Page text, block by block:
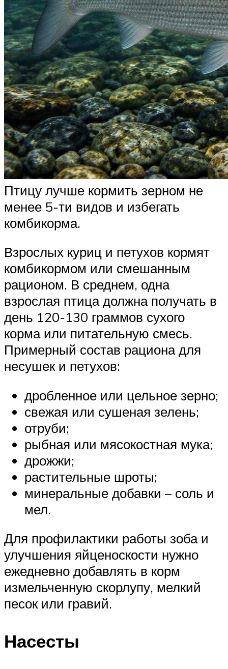
Птицу лучше кормить зерном не
менее 5-ти видов и избегать
комбикорма.
Взрослых куриц и петухов кормят
комбикормом или смешанным
рационом. В среднем, одна
взрослая птица должна получать в
день 120-130 граммов сухого
корма или питательную смесь.
Примерный состав рациона для
несушек и петухов:
дробленное или цельное зерно;
свежая или сушеная зелень;
отруби;
рыбная или мясокостная мука;
дрожжи;
растительные шроты;
минеральные добавки – соль и
мел.
Для профилактики работы зоба и
улучшения яйценоскости нужно
ежедневно добавлять в корм
измельченную скорлупу, мелкий
песок или гравий.
Насесты